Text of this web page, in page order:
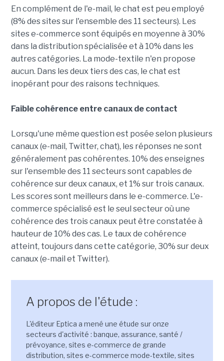
En complément de l'e-mail, le chat est peu employé
(8% des sites sur l'ensemble des 11 secteurs). Les
sites e-commerce sont équipés en moyenne à 30%
dans la distribution spécialisée et à 10% dans les
autres catégories. La mode-textile n'en propose
aucun. Dans les deux tiers des cas, le chat est
inopérant pour des raisons techniques.
Faible cohérence entre canaux de contact
Lorsqu'une même question est posée selon plusieurs
canaux (e-mail, Twitter, chat), les réponses ne sont
généralement pas cohérentes. 10% des enseignes
sur l'ensemble des 11 secteurs sont capables de
cohérence sur deux canaux, et 1% sur trois canaux.
Les scores sont meilleurs dans le e-commerce. L'e-
commerce spécialisé est le seul secteur où une
cohérence des trois canaux peut être constatée à
hauteur de 10% des cas. Le taux de cohérence
atteint, toujours dans cette catégorie, 30% sur deux
canaux (e-mail et Twitter).
A propos de l'étude :
L'éditeur Eptica a mené une étude sur onze
secteurs d'activité : banque, assurance, santé /
prévoyance, sites e-commerce de grande
distribution, sites e-commerce mode-textile, sites